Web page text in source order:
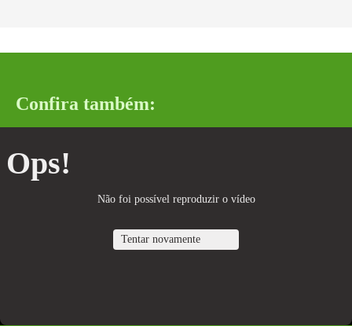
Confira também:
Ops!
Não foi possível reproduzir o vídeo
Tentar novamente